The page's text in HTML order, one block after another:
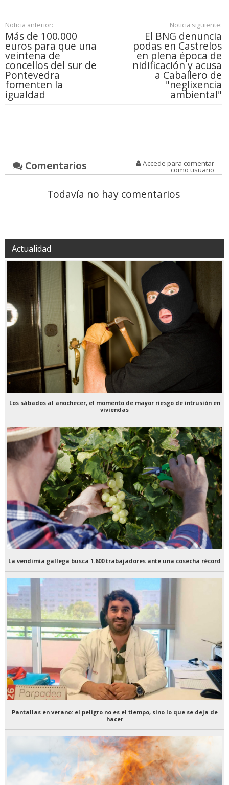
Noticia anterior:
Más de 100.000
euros para que una
veintena de
concellos del sur de
Pontevedra
fomenten la
igualdad
Noticia siguiente:
El BNG denuncia
podas en Castrelos
en plena época de
nidificación y acusa
a Caballero de
"neglixencia
ambiental"
Comentarios Accede para comentar
como usuario
Todavía no hay comentarios
Actualidad
Los sábados al anochecer, el momento de mayor riesgo de intrusión en
viviendas
La vendimia gallega busca 1.600 trabajadores ante una cosecha récord
Pantallas en verano: el peligro no es el tiempo, sino lo que se deja de
hacer